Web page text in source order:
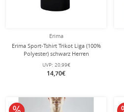
Erima
Erima Sport-Tshirt Trikot Liga (100%
Polyester) schwarz Herren
UVP: 20,99€
14,70€
10% reduziert